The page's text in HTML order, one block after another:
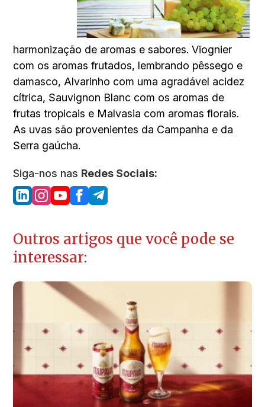
harmonização de aromas e sabores. Viognier
com os aromas frutados, lembrando pêssego e
damasco, Alvarinho com uma agradável acidez
cítrica, Sauvignon Blanc com os aromas de
frutas tropicais e Malvasia com aromas florais.
As uvas são provenientes da Campanha e da
Serra gaúcha.
Siga-nos nas Redes Sociais:
Outros artigos que você pode se
interessar: